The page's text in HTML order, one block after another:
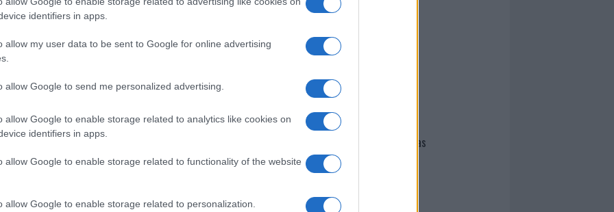
identifiers in apps.
allow my user data to be sent to Google for online advertising
allow Google to send me personalized advertising.
allow Google to enable storage related to analytics like cookies on
identifiers in apps.
allow Google to enable storage related to functionality of the website
allow Google to enable storage related to personalization.
I nostri cari
Giovannimaria Cabras